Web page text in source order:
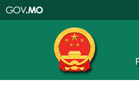
特
政
区
政
口